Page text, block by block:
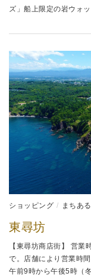
ズ」船上限定の岩ウォ
ショッピング まちあ
東尋坊
【東尋坊商店街】 営
で。店舗により営業時
午前9時から午後5時（